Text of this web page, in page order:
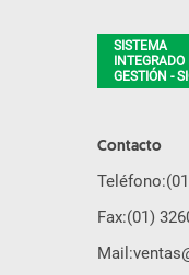
SISTEMA
INTEGRADO
GESTIÓN -
Contacto
Teléfono:
Fax:(01)
Mail: